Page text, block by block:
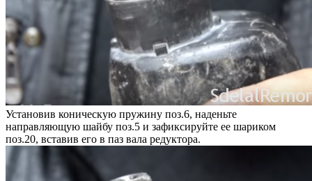
Установив коническую пружину поз.6, наденьте
направляющую шайбу поз.5 и зафиксируйте ее шариком
поз.20, вставив его в паз вала редуктора.